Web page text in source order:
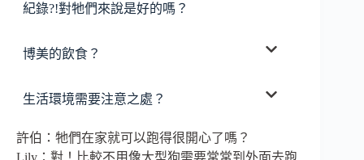
紀錄?!對牠們來說是好的嗎？
博美的飲食？
生活環境需要注意之處？
許伯：牠們在家就可以跑得很開心了嗎？
Lily：對！比較不用像大型狗需要常常到外面去跑